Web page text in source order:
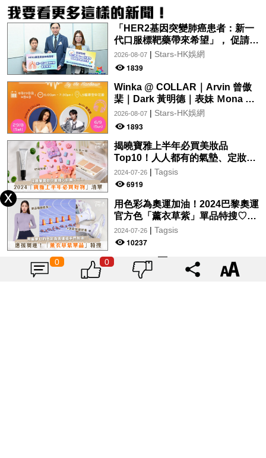
「HER2基因突變肺癌患者：新一
代口服標靶藥帶來希望」， 促請政
府加快納入藥物名冊，助患者及早
受惠
2026-08-07| Stars-HK娛網
1839
Winka @ COLLAR｜Arvin 曾傲
棐｜Dark 黃明德｜表妹 Ｍona 8
月29日起登陸L5維港空中花園 |
wwwtc mall 首度呈獻「Music
2026-08-07| Stars-HK娛網
1893
揭曉寶雅上半年必買美妝品
Top10！人人都有的氣墊、定妝噴
霧、保養品～幫你找到最值得入手
的好物♡
2024-07-26| Tagsis
6919
用色彩為奧運加油！2024巴黎奧運
官方色「薰衣草紫」單品特搜♡讓
你從頭到腳、隨時充滿奧運氛圍～
2024-07-26| Tagsis
10237
0 0